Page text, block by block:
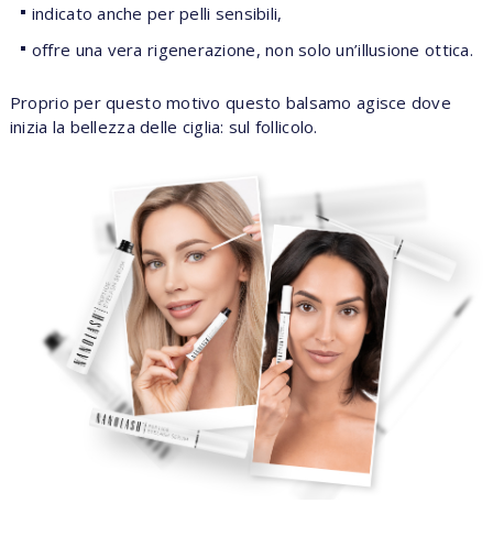
indicato anche per pelli sensibili,
offre una vera rigenerazione, non solo un’illusione ottica.
Proprio per questo motivo questo balsamo agisce dove
inizia la bellezza delle ciglia: sul follicolo.